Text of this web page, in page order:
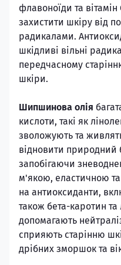
флавоноїди та
захистити шкіру від
радикалами.
шкідливі вільні
передчасному
шкіри.
Шипшинова олія
кислоти, такі як
зволожують та
відновити природний
запобігаючи
м'якою, еластичною
на антиоксиданти,
також бета-каротин та
допомагають
сприяють старінню
дрібних зморшок та